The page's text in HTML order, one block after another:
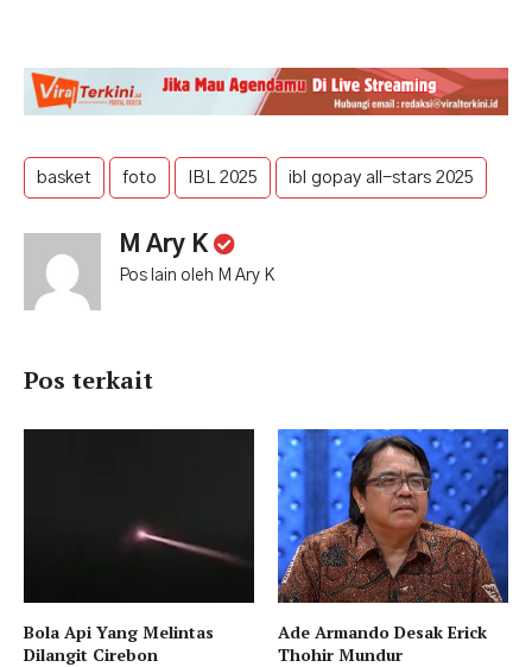
basket foto IBL 2025 ibl gopay all-stars 2025
M Ary K
Pos lain oleh M Ary K
Pos terkait
Bola Api Yang Melintas
Dilangit Cirebon
Ade Armando Desak Erick
Thohir Mundur